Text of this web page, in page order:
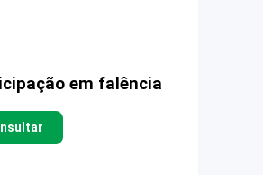
em falência